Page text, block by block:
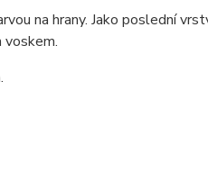
na hrany. Jako poslední
voskem.